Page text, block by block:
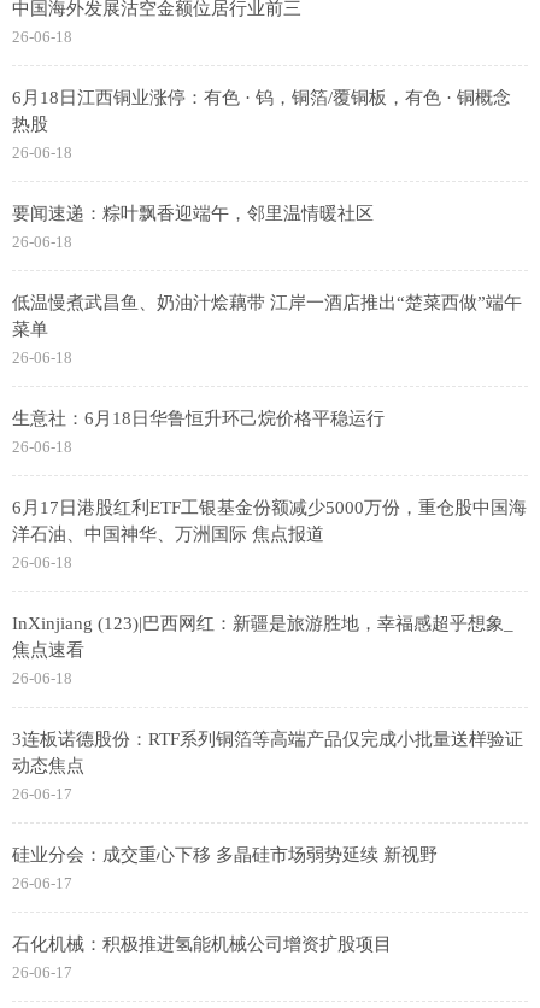
中国海外发展沽空金额位居行业前三
26-06-18
6月18日江西铜业涨停：有色 · 钨，铜箔/覆铜板，有色 · 铜概念
热股
26-06-18
要闻速递：粽叶飘香迎端午，邻里温情暖社区
26-06-18
低温慢煮武昌鱼、奶油汁烩藕带 江岸一酒店推出“楚菜西做”端午
菜单
26-06-18
生意社：6月18日华鲁恒升环己烷价格平稳运行
26-06-18
6月17日港股红利ETF工银基金份额减少5000万份，重仓股中国海
洋石油、中国神华、万洲国际 焦点报道
26-06-18
InXinjiang (123)|巴西网红：新疆是旅游胜地，幸福感超乎想象_
焦点速看
26-06-18
3连板诺德股份：RTF系列铜箔等高端产品仅完成小批量送样验证
动态焦点
26-06-17
硅业分会：成交重心下移 多晶硅市场弱势延续 新视野
26-06-17
石化机械：积极推进氢能机械公司增资扩股项目
26-06-17